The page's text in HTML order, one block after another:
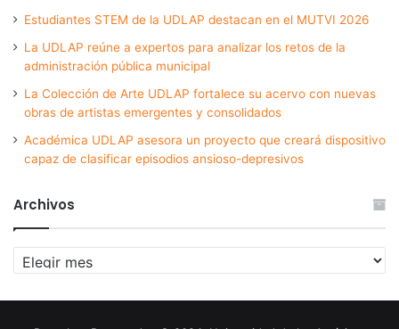
Estudiantes STEM de la UDLAP destacan en el MUTVI 2026
La UDLAP reúne a expertos para analizar los retos de la
administración pública municipal
La Colección de Arte UDLAP fortalece su acervo con nuevas
obras de artistas emergentes y consolidados
Académica UDLAP asesora un proyecto que creará dispositivo
capaz de clasificar episodios ansioso-depresivos
Archivos
Archivos